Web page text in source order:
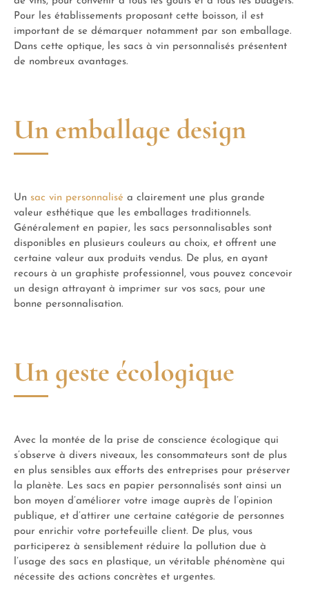
Pour les établissements proposant cette boisson, il est
important de se démarquer notamment par son emballage.
Dans cette optique, les sacs à vin personnalisés présentent
de nombreux avantages.
Un emballage design
Un sac vin personnalisé a clairement une plus grande
valeur esthétique que les emballages traditionnels.
Généralement en papier, les sacs personnalisables sont
disponibles en plusieurs couleurs au choix, et offrent une
certaine valeur aux produits vendus. De plus, en ayant
recours à un graphiste professionnel, vous pouvez concevoir
un design attrayant à imprimer sur vos sacs, pour une
bonne personnalisation.
Un geste écologique
Avec la montée de la prise de conscience écologique qui
s’observe à divers niveaux, les consommateurs sont de plus
en plus sensibles aux efforts des entreprises pour préserver
la planète. Les sacs en papier personnalisés sont ainsi un
bon moyen d’améliorer votre image auprès de l’opinion
publique, et d’attirer une certaine catégorie de personnes
pour enrichir votre portefeuille client. De plus, vous
participerez à sensiblement réduire la pollution due à
l’usage des sacs en plastique, un véritable phénomène qui
nécessite des actions concrètes et urgentes.